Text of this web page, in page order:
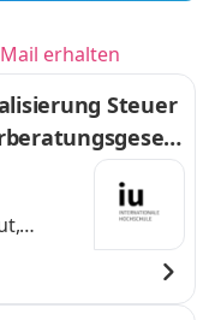
erhalten
Steuer